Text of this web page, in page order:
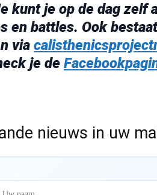
kunt je op de dag zelf
en battles. Ook
via
je de
nieuws in uw